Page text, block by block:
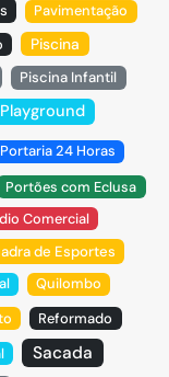
Pavimentação
Piscina
Piscina Infantil
Playground
Portaria 24 Horas
Portões com Eclusa
Comercial
de Esportes
Quilombo
Reformado
Sacada